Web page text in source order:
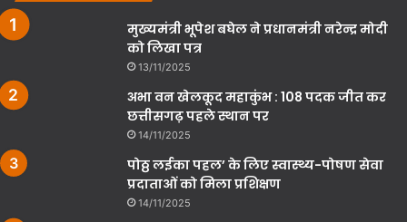
मुख्यमंत्री भूपेश बघेल ने प्रधानमंत्री नरेन्द्र मोदी
को लिखा पत्र
13/11/2025
अभा वन खेलकूद महाकुंभ : 108 पदक जीत कर
छत्तीसगढ़ पहले स्थान पर
14/11/2025
पोठ्ठ लईका पहल’ के लिए स्वास्थ्य-पोषण सेवा
प्रदाताओं को मिला प्रशिक्षण
14/11/2025